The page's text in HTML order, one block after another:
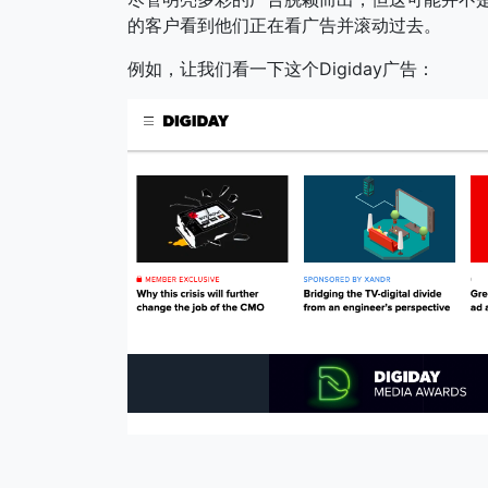
的客户看到他们正在看广告并滚动过去。
例如，让我们看一下这个Digiday广告：